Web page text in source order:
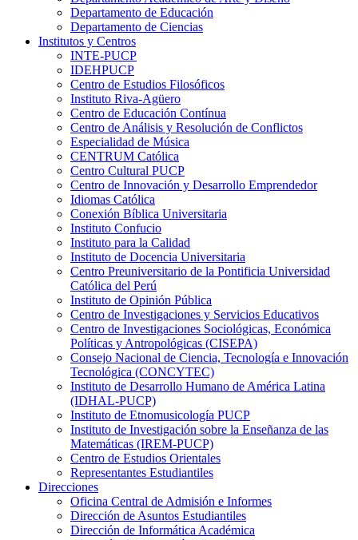
Departamento de Educación
Departamento de Ciencias
Institutos y Centros
INTE-PUCP
IDEHPUCP
Centro de Estudios Filosóficos
Instituto Riva-Agüero
Centro de Educación Contínua
Centro de Análisis y Resolución de Conflictos
Especialidad de Música
CENTRUM Católica
Centro Cultural PUCP
Centro de Innovación y Desarrollo Emprendedor
Idiomas Católica
Conexión Bíblica Universitaria
Instituto Confucio
Instituto para la Calidad
Instituto de Docencia Universitaria
Centro Preuniversitario de la Pontificia Universidad
Católica del Perú
Instituto de Opinión Pública
Centro de Investigaciones y Servicios Educativos
Centro de Investigaciones Sociológicas, Económica
Políticas y Antropológicas (CISEPA)
Consejo Nacional de Ciencia, Tecnología e Innovación
Tecnológica (CONCYTEC)
Instituto de Desarrollo Humano de América Latina
(IDHAL-PUCP)
Instituto de Etnomusicología PUCP
Instituto de Investigación sobre la Enseñanza de las
Matemáticas (IREM-PUCP)
Centro de Estudios Orientales
Representantes Estudiantiles
Direcciones
Oficina Central de Admisión e Informes
Dirección de Asuntos Estudiantiles
Dirección de Informática Académica